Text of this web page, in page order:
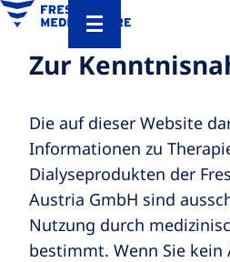
Zur
Die auf dieser Website
Informationen zu
Dialyseprodukten der
Austria GmbH sind
Nutzung durch
bestimmt. Wenn Sie